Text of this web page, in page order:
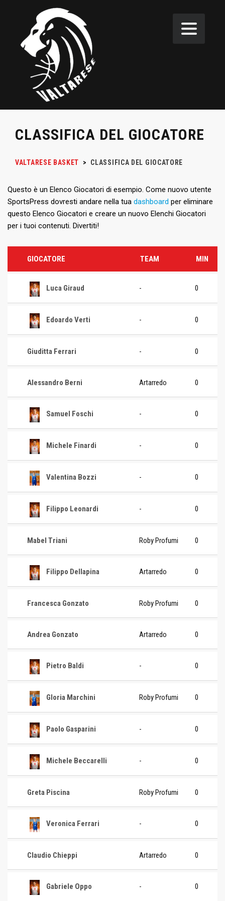
CLASSIFICA DEL GIOCATORE
VALTARESE BASKET > CLASSIFICA DEL GIOCATORE
Questo è un Elenco Giocatori di esempio. Come nuovo utente
SportsPress dovresti andare nella tua dashboard per eliminare
questo Elenco Giocatori e creare un nuovo Elenchi Giocatori
per i tuoi contenuti. Divertiti!
GIOCATORE TEAM MIN
Luca Giraud - 0
Edoardo Verti - 0
Giuditta Ferrari - 0
Alessandro Berni Artarredo 0
Samuel Foschi - 0
Michele Finardi - 0
Valentina Bozzi - 0
Filippo Leonardi - 0
Mabel Triani Roby Profumi 0
Filippo Dellapina Artarredo 0
Francesca Gonzato Roby Profumi 0
Andrea Gonzato Artarredo 0
Pietro Baldi - 0
Gloria Marchini Roby Profumi 0
Paolo Gasparini - 0
Michele Beccarelli - 0
Greta Piscina Roby Profumi 0
Veronica Ferrari - 0
Claudio Chieppi Artarredo 0
Gabriele Oppo - 0